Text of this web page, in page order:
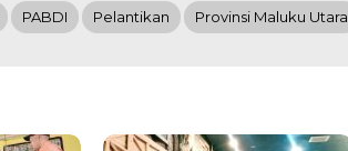
PABDI Pelantikan Provinsi Maluku Utara